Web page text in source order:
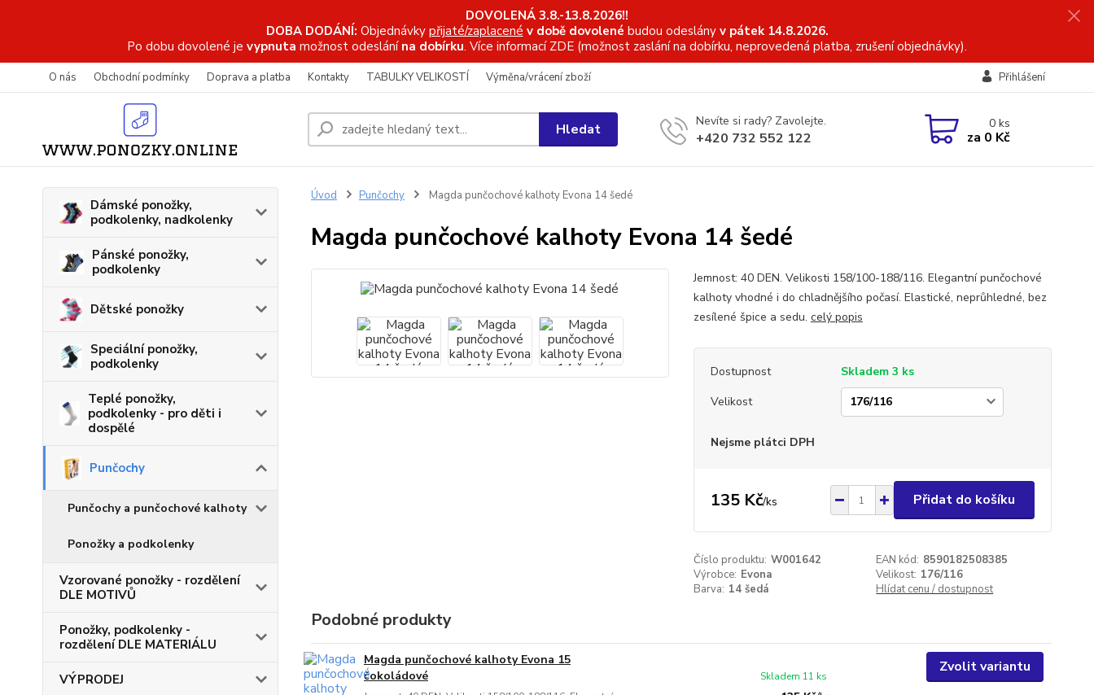
DOVOLENÁ 3.8.-13.8.2026!!
DOBA DODÁNÍ: Objednávky přijaté/zaplacené v době dovolené budou odeslány v pátek 14.8.2026.
Po dobu dovolené je vypnuta možnost odeslání na dobírku. Více informací ZDE (možnost zaslání na dobírku, neprovedená platba, zrušení objednávky).
O nás Obchodní podmínky Doprava a platba Kontakty TABULKY VELIKOSTÍ Výměna/vrácení zboží Přihlášení
Hledat Nevíte si rady? Zavolejte.
+420 732 552 122
0ks
za 0 Kč
Dámské ponožky,
podkolenky, nadkolenky
Pánské ponožky,
podkolenky
Dětské ponožky
Speciální ponožky,
podkolenky
Teplé ponožky,
podkolenky - pro děti i
dospělé
Punčochy
Punčochy a punčochové kalhoty
Ponožky a podkolenky
Vzorované ponožky - rozdělení
DLE MOTIVŮ
Ponožky, podkolenky -
rozdělení DLE MATERIÁLU
VÝPRODEJ
Úvod Punčochy Magda punčochové kalhoty Evona 14 šedé
Magda punčochové kalhoty Evona 14 šedé
Jemnost: 40 DEN. Velikosti 158/100-188/116. Elegantní punčochové
kalhoty vhodné i do chladnějšího počasí. Elastické, neprůhledné, bez
zesílené špice a sedu. celý popis
Dostupnost
Skladem 3 ks
Velikost
Nejsme plátci DPH
135 Kč/ks Přidat do košíku
Číslo produktu: W001642 EAN kód: 8590182508385
Výrobce: Evona Velikost: 176/116
Barva: 14 šedá Hlídat cenu / dostupnost
Podobné produkty
Magda punčochové kalhoty Evona 15
čokoládové
Skladem 11 ks
Zvolit variantu